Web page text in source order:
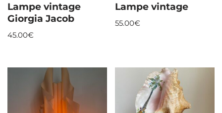
Lampe vintage
Giorgia Jacob
45.00€
Lampe vintage
55.00€